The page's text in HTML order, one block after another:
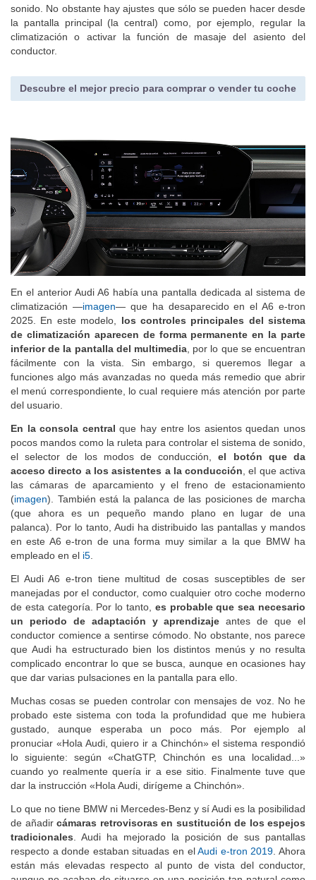
sonido. No obstante hay ajustes que sólo se pueden hacer desde
la pantalla principal (la central) como, por ejemplo, regular la
climatización o activar la función de masaje del asiento del
conductor.
Descubre el mejor precio para comprar o vender tu coche
En el anterior Audi A6 había una pantalla dedicada al sistema de
climatización —imagen— que ha desaparecido en el A6 e-tron
2025. En este modelo, los controles principales del sistema
de climatización aparecen de forma permanente en la parte
inferior de la pantalla del multimedia , por lo que se encuentran
fácilmente con la vista. Sin embargo, si queremos llegar a
funciones algo más avanzadas no queda más remedio que abrir
el menú correspondiente, lo cual requiere más atención por parte
del usuario.
En la consola central que hay entre los asientos quedan unos
pocos mandos como la ruleta para controlar el sistema de sonido,
el selector de los modos de conducción,
el botón que da
acceso directo a los asistentes a la conducción , el que activa
las cámaras de aparcamiento y el freno de estacionamiento
(imagen). También está la palanca de las posiciones de marcha
(que ahora es un pequeño mando plano en lugar de una
palanca). Por lo tanto, Audi ha distribuido las pantallas y mandos
en este A6 e-tron de una forma muy similar a la que BMW ha
empleado en el i5
El Audi A6 e-tron tiene multitud de cosas susceptibles de ser
manejadas por el conductor, como cualquier otro coche moderno
de esta categoría. Por lo tanto, es probable que sea necesario
un periodo de adaptación y aprendizaje antes de que el
conductor comience a sentirse cómodo. No obstante, nos parece
que Audi ha estructurado bien los distintos menús y no resulta
complicado encontrar lo que se busca, aunque en ocasiones hay
que dar varias pulsaciones en la pantalla para ello.
Muchas cosas se pueden controlar con mensajes de voz. No he
probado este sistema con toda la profundidad que me hubiera
gustado, aunque esperaba un poco más. Por ejemplo al
pronuciar «Hola Audi, quiero ir a Chinchón» el sistema respondió
lo siguiente: según «ChatGTP, Chinchón es una localidad...»
cuando yo realmente quería ir a ese sitio. Finalmente tuve que
dar la instrucción «Hola Audi, dirígeme a Chinchón».
Lo que no tiene BMW ni Mercedes-Benz y sí Audi es la posibilidad
de añadir cámaras retrovisoras en sustitución de los espejos
tradicionales . Audi ha mejorado la posición de sus pantallas
respecto a donde estaban situadas en elAudi e-tron 2019 . Ahora
están más elevadas respecto al punto de vista del conductor,